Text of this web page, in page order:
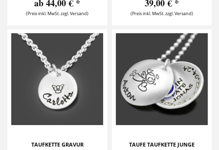
ab 44,00 € *
(Preis inkl. MwSt. zzgl. Versand)
39,00 € *
(Preis inkl. MwSt. zzgl. Versand)
TAUFKETTE GRAVUR
TAUFE TAUFKETTE JUNGE